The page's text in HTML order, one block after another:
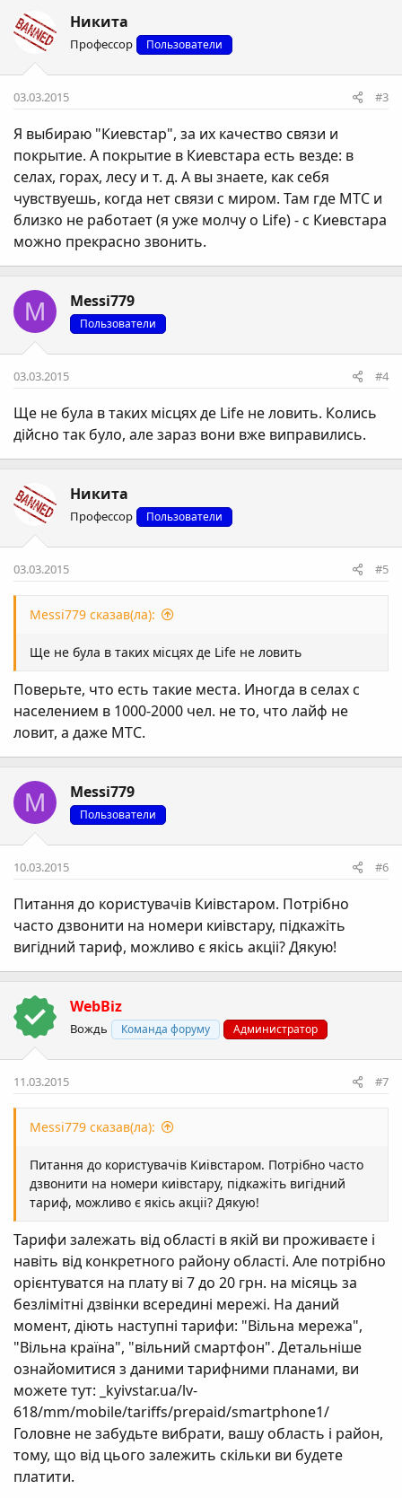
Никита
Профессор Пользователи
03.03.2015 #3
Я выбираю "Киевстар", за их качество связи и
покрытие. А покрытие в Киевстара есть везде: в
селах, горах, лесу и т. д. А вы знаете, как себя
чувствуешь, когда нет связи с миром. Там где МТС и
близко не работает (я уже молчу о Life) - c Киевстара
можно прекрасно звонить.
M Messi779
Пользователи
03.03.2015 #4
Ще не була в таких місцях де Life не ловить. Колись
дійсно так було, але зараз вони вже виправились.
Никита
Профессор Пользователи
03.03.2015 #5
Messi779 сказав(ла):
Ще не була в таких місцях де Life не ловить
Поверьте, что есть такие места. Иногда в селах с
населением в 1000-2000 чел. не то, что лайф не
ловит, а даже МТС.
M Messi779
Пользователи
10.03.2015 #6
Питання до користувачів Киівстаром. Потрібно
часто дзвонити на номери киівстару, підкажіть
вигідний тариф, можливо є якісь акціі? Дякую!
WebBiz
Вождь Команда форуму Администратор
11.03.2015 #7
Messi779 сказав(ла):
Питання до користувачів Киівстаром. Потрібно часто
дзвонити на номери киівстару, підкажіть вигідний
тариф, можливо є якісь акціі? Дякую!
Тарифи залежать від області в якій ви проживаєте і
навіть від конкретного району області. Але потрібно
орієнтуватся на плату ві 7 до 20 грн. на місяць за
безлімітні дзвінки всередині мережі. На даний
момент, діють наступні тарифи: "Вільна мережа",
"Вільна країна", "вільний смартфон". Детальніше
ознайомитися з даними тарифними планами, ви
можете тут: _kyivstar.ua/lv-
618/mm/mobile/tariffs/prepaid/smartphone1/
Головне не забудьте вибрати, вашу область і район,
тому, що від цього залежить скільки ви будете
платити.